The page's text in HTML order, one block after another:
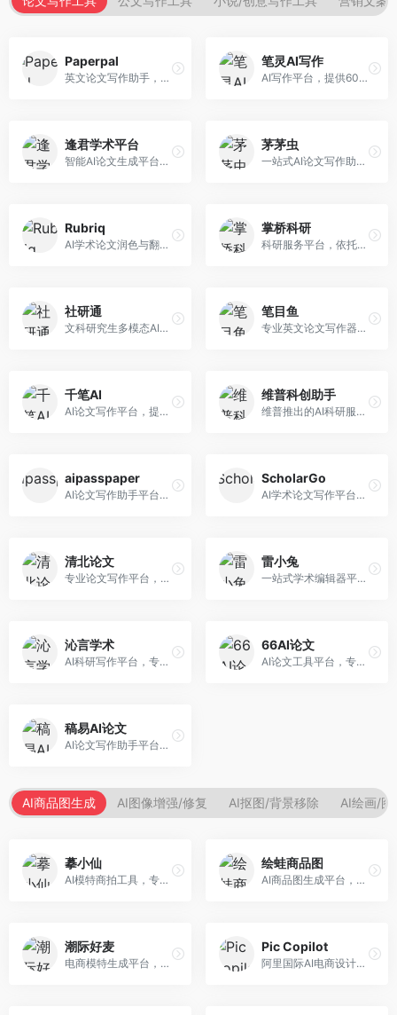
Paperpal
英文论文写作助手，专注于学术英语润色。面向需要发表国际期刊的研究者，提供语法检查、学术表达优化、格式规范等服务，英语表达地道专业。
笔灵AI写作
AI写作平台，提供600+写作模板。面向学生、职场人士和内容创作者，支持论文、公文、营销文案等多种文体，模板丰富，一键生成，写作效率大幅提升。
逢君学术平台
智能AI论文生成平台，支持查重检测。面向高校学生和研究人员，提供论文选题、内容生成、查重修改等一站式服务，学术写作流程完整。
茅茅虫
一站式AI论文写作助手，覆盖学术写作全场景。面向高校学生和科研人员，提供开题报告、文献综述、论文正文等写作服务，支持多学科多类型论文，操作简便。
Rubriq
AI学术论文润色与翻译平台。面向国际期刊投稿者，提供论文润色、翻译、格式调整等服务，支持多语言，学术表达专业规范。
掌桥科研
科研服务平台，依托3亿+真实文献数据库。面向学术研究者和学生，提供文献检索、论文写作、科研数据分析等服务，文献资源丰富，学术支持专业。
社研通
文科研究生多模态AI学术写作平台。面向文科研究生和社科研究者，提供文献综述、理论分析、定性研究辅助等服务，文科研究方法论支持完善。
笔目鱼
专业英文论文写作器，支持学术论文全流程。面向留学生和国际期刊投稿者，提供英文论文撰写、润色、格式调整等服务，学术英语表达规范。
千笔AI
AI论文写作平台，提供无限改稿服务。面向高校学生和学术研究者，支持论文选题、大纲生成、内容撰写、查重修改等全流程服务，改稿次数不限，服务质量有保障。
维普科创助手
维普推出的AI科研服务平台，整合学术资源与智能写作。面向科研人员和高校师生，提供文献检索、论文写作、查重检测等一站式服务，学术资源权威可靠。
aipasspaper
AI论文写作助手平台，提供智能化的学术写作支持。面向大学生和研究人员，支持多种学科论文生成，提供参考文献管理和格式规范服务，写作效率高。
ScholarGo
AI学术论文写作平台，专注于理工科领域的逻辑构建。面向理工科研究生和科研工作者，提供公式编辑、数据分析、论文结构优化等服务，理工科写作逻辑严谨。
清北论文
专业论文写作平台，依托高校学术资源。面向本科生和研究生，提供论文指导、写作辅助、查重检测等服务，学术规范性强，适合追求高质量论文的用户。
雷小兔
一站式学术编辑器平台，覆盖论文写作全流程。面向高校学生和科研人员，提供选题分析、文献检索、论文生成、查重降重等服务，操作流程清晰，学术写作效率显著提升。
沁言学术
AI科研写作平台，专注于学术研究辅助。面向研究生和科研工作者，提供文献分析、研究方法指导、论文撰写等服务，学术资源丰富，研究支持全面。
66AI论文
AI论文工具平台，专注于高质量低查重论文生成。面向大学生和研究生，提供论文写作、降重修改等服务，生成内容原创度高，查重率低。
稿易AI论文
AI论文写作助手平台，提供智能化学术写作支持。面向高校学生，支持多种论文类型生成，提供参考文献管理和格式规范服务，操作流程简单。
AI商品图生成 AI图像增强/修复 AI抠图/背景移除 AI绘画/图
摹小仙
AI模特商拍工具，专注于服装电商。面向服装电商卖家，提供虚拟模特试穿、商品展示图生成等服务，模特形象多样，拍摄成本低。
绘蛙商品图
AI商品图生成平台，支持模特换装和场景生成。面向电商卖家，提供商品上身效果展示、场景化商品图生成等服务，电商营销效果显著。
潮际好麦
电商模特生成平台，支持AI虚拟模特创作。面向服装和配饰电商，提供模特试穿、商品展示、营销素材生成等服务，模特形象可定制。
Pic Copilot
阿里国际AI电商设计工具，专注于跨境电商。面向跨境电商卖家，提供商品图优化、营销海报生成、多语言适配等服务，海外市场适配性强。